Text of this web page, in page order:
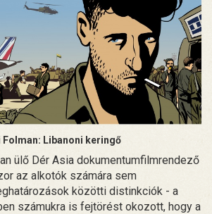
Folman: Libanoni keringő
ülő Dér Asia dokumentumfilmrendező
az alkotók számára sem
közötti distinkciók - a
számukra is fejtörést okozott, hogy a